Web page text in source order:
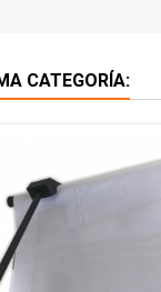
CATEGORÍA: